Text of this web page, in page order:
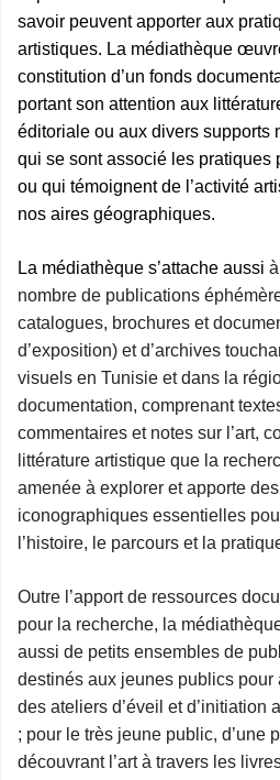
savoir peuvent apporter aux
artistiques. La médiathèque
constitution d’un fonds
portant son attention aux
éditoriale ou aux divers supports
qui se sont associé les pratiques
ou qui témoignent de l’activité
nos aires géographiques.
La médiathèque s’attache aussi
nombre de publications
catalogues, brochures et
d’exposition) et d’archives
visuels en Tunisie et dans la
documentation, comprenant
commentaires et notes sur l’art,
littérature artistique que la
amenée à explorer et apporte
iconographiques essentielles
l’histoire, le parcours et la
Outre l’apport de ressources
pour la recherche, la
aussi de petits ensembles de
destinés aux jeunes publics pour
des ateliers d’éveil et d’initiation
; pour le très jeune public, d’une
découvrant l’art à travers les